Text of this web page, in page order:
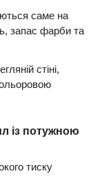
саме на
запас фарби та
із потужною
тиску